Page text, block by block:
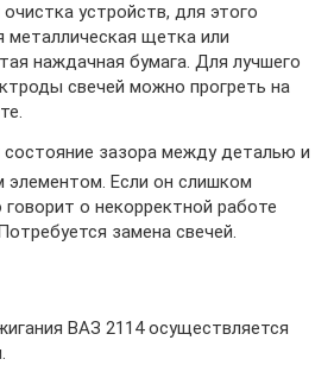
устройств, для этого
металлическая щетка или
наждачная бумага. Для лучшего
свечей можно прогреть на
состояние зазора между деталью и
элементом. Если он слишком
о некорректной работе
замена свечей.
ВАЗ 2114 осуществляется